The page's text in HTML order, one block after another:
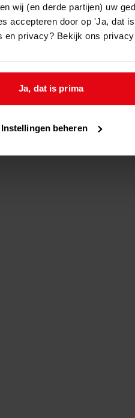
wij (en derde partijen) uw
accepteren door op 'Ja, dat
en privacy? Bekijk ons
Ja, dat is prima
Instellingen beheren
2010